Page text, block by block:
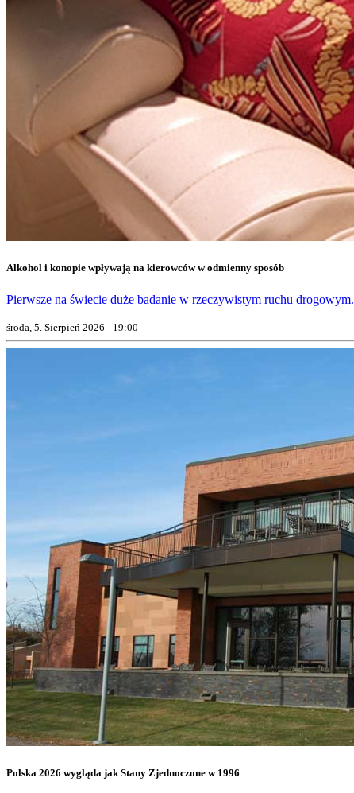
Alkohol i konopie wpływają na kierowców w odmienny sposób
Pierwsze na świecie duże badanie w rzeczywistym ruchu drogowym.
środa, 5. Sierpień 2026 - 19:00
Polska 2026 wygląda jak Stany Zjednoczone w 1996